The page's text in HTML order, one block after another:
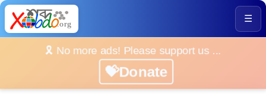
☰
🎗️ No more ads! Please support us ...
💝Donate